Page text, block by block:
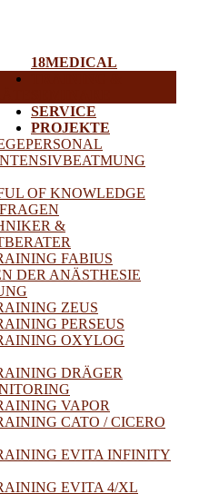
18MEDICAL
OF KNOWLEDGE
&
FABIUS
DER ANÄSTHESIE
ZEUS
PERSEUS
OXYLOG
DRÄGER
VAPOR
CATO / CICERO
EVITA INFINITY
EVITA 4/XL
SERVICE
PROJEKTE